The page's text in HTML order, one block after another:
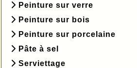
Peinture sur verre
Peinture sur bois
Peinture sur porcelaine
Pâte à sel
Serviettage